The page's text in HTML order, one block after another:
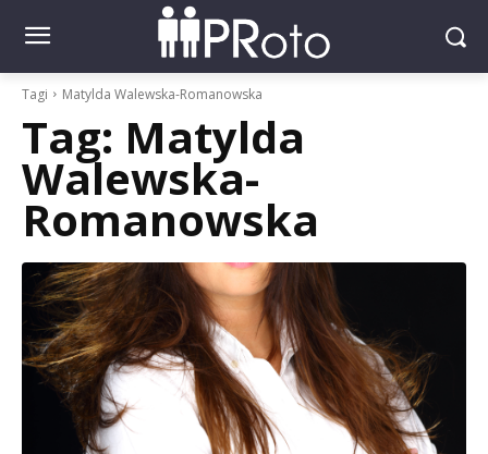
Tagi Matylda Walewska-Romanowska
Tag: Matylda
Walewska-
Romanowska